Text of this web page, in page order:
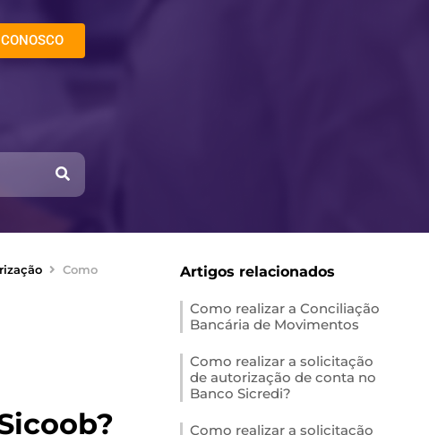
Como
Artigos relacionados
Como realizar a Conciliação
Bancária de Movimentos
Como realizar a solicitação
de autorização de conta no
Banco Sicredi?
Como realizar a solicitação